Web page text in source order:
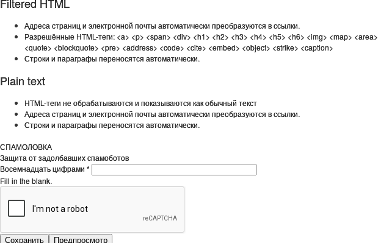
Адреса страниц и электронной почты автоматически преобразуются в ссылки.
Разрешённые HTML-теги: <a> <p> <span> <div> <h1> <h2> <h3> <h4> <h5> <h6> <img> <map> <area> <hr> <br> <br /> <ul> <ol> <li> <dl> <dt> <dd> <table> <tr> <td> <em> <b> <u> <i> <strong> <font> <del> <ins> <sub> <sup>
<quote> <blockquote> <pre> <address> <code> <cite> <embed> <object> <strike> <caption>
Строки и параграфы переносятся автоматически.
Plain text
HTML-теги не обрабатываются и показываются как обычный текст
Адреса страниц и электронной почты автоматически преобразуются в ссылки.
Строки и параграфы переносятся автоматически.
СПАМОЛОВКА
Защита от задолбавших спамоботов
Восемнадцать цифрами *
Fill in the blank.